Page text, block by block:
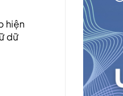
hiện
dữ